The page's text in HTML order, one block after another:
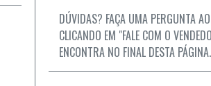
DÚVIDAS? FAÇA UMA PERGUNTA
CLICANDO EM "FALE COM O
ENCONTRA NO FINAL DESTA PÁGINA.